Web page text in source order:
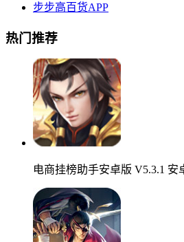
步步高百货APP
热门推荐
电商挂榜助手安卓版 V5.3.1 安